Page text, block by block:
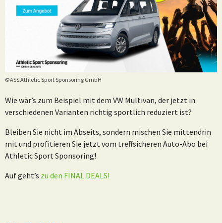
©ASS Athletic Sport Sponsoring GmbH
Wie wär’s zum Beispiel mit dem VW Multivan, der jetzt in
verschiedenen Varianten richtig sportlich reduziert ist?
Bleiben Sie nicht im Abseits, sondern mischen Sie mittendrin
mit und profitieren Sie jetzt vom treffsicheren Auto-Abo bei
Athletic Sport Sponsoring!
Auf geht’s zu den FINAL DEALS!